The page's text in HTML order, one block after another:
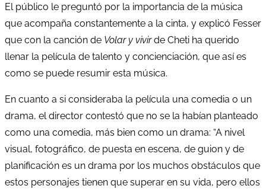
El público le preguntó por la importancia de la música
que acompaña constantemente a la cinta, y explicó Fesser
que con la canción de Volar y vivirde Cheti ha querido
llenar la película de talento y concienciación, que así es
como se puede resumir esta música.
En cuanto a si consideraba la película una comedia o un
drama, el director contestó que no se la habían planteado
como una comedia, más bien como un drama: “A nivel
visual, fotográfico, de puesta en escena, de guion y de
planificación es un drama por los muchos obstáculos que
estos personajes tienen que superar en su vida, pero ellos